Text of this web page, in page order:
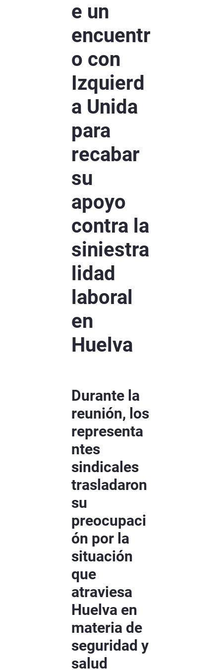
e un
encuentr
o con
Izquierd
a Unida
para
recabar
su
apoyo
contra la
siniestra
lidad
laboral
en
Huelva
Durante la
reunión, los
representa
ntes
sindicales
trasladaron
su
preocupaci
ón por la
situación
que
atraviesa
Huelva en
materia de
seguridad y
salud